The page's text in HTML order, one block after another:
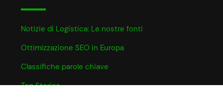
Notizie di Logistica: Le nostre fonti
Ottimizzazione SEO in Europa
Classifiche parole chiave
Top Stories